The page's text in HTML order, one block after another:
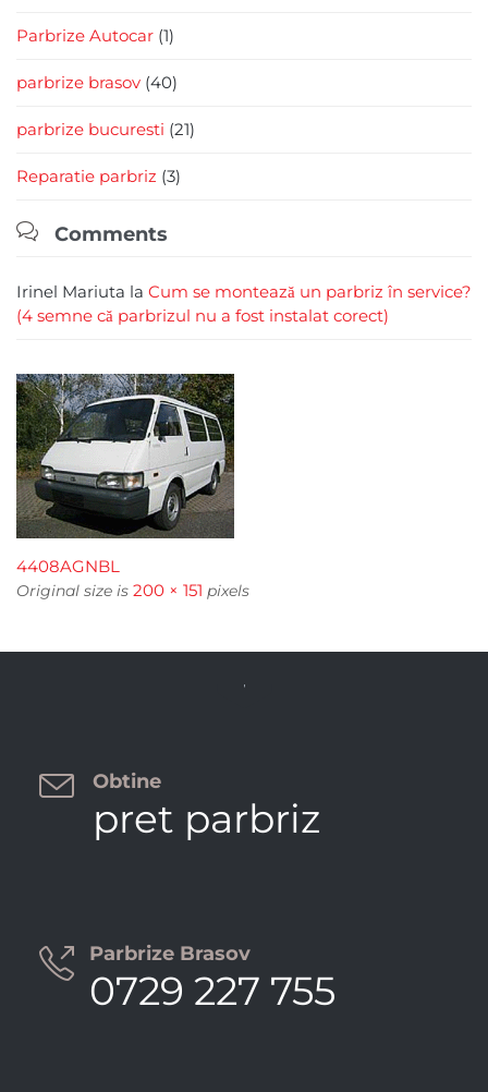
Parbrize Autocar (1)
parbrize brasov (40)
parbrize bucuresti (21)
Reparatie parbriz (3)
 Comments
Irinel Mariuta la Cum se montează un parbriz în service?
(4 semne că parbrizul nu a fost instalat corect)
4408AGNBL
Original size is 200 × 151 pixels
 Obtine
pret parbriz
 Parbrize Brasov
0729 227 755